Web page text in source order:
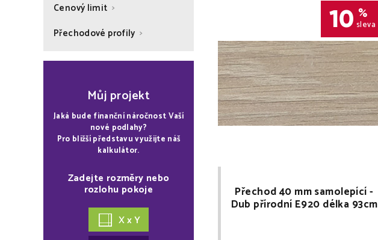
Cenový limit
Přechodové profily
Můj projekt
Jaká bude finanční náročnost Vaší
nové podlahy?
Pro bližší představu využijte náš
kalkulátor.
Zadejte rozměry nebo
rozlohu pokoje
X x Y
10 %
sleva
Přechod 40 mm samolepící -
Dub přírodní E920 délka 93cm